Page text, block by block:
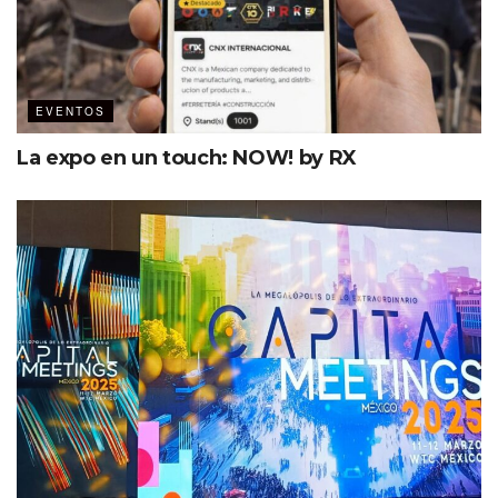
Salones con vistas al mar
Longes con opción de privatizarse y brandearse para
premiaciones
Salones para 100 personas en montaje tipo teatro
Teatro para +800 asistentes
Opción para privatizar restaurantes a bordo
Internet a bordo con señal excelente a costo
preferencial
Ventajas especiales para meeting planners
Ahorro del 30% en comparación con organización en
tierra
ProColombia es una organización encargada de promover
el Turismo y la Inversión Extranjera en Colombia.
EVENTOS
La expo en un touch: NOW! by RX